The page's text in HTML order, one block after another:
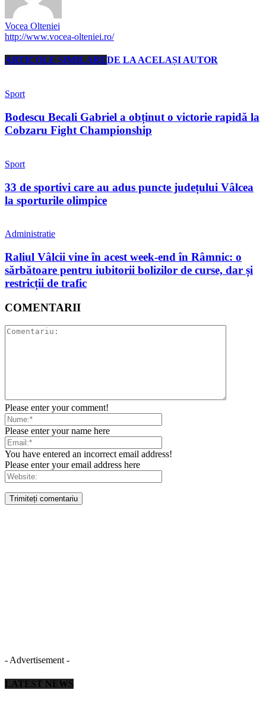
Vocea Olteniei
http://www.vocea-olteniei.ro/
ARTICOLE SIMILAREDE LA ACELAȘI AUTOR
Sport
Bodescu Becali Gabriel a obținut o victorie rapidă la
Cobzaru Fight Championship
Sport
33 de sportivi care au adus puncte județului Vâlcea
la sporturile olimpice
Administratie
Raliul Vâlcii vine în acest week-end în Râmnic: o
sărbătoare pentru iubitorii bolizilor de curse, dar și
restricții de trafic
COMENTARII
Please enter your comment!
Please enter your name here
You have entered an incorrect email address!
Please enter your email address here
- Advertisement -
LATEST NEWS